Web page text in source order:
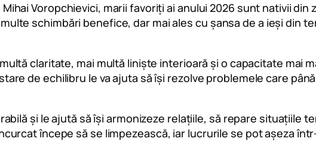
Voropchievici, marii favoriți ai anului 2026 sunt nativii din
schimbări benefice, dar mai ales cu șansa de a ieși din
claritate, mai multă liniște interioară și o capacitate mai
de echilibru le va ajuta să își rezolve problemele care
și le ajută să își armonizeze relațiile, să repare situațiile
începe să se limpezească, iar lucrurile se pot așeza